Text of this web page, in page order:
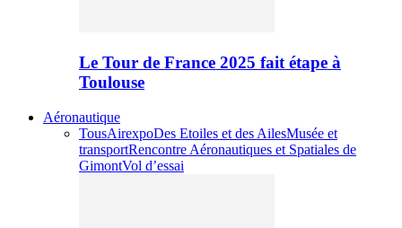
Le Tour de France 2025 fait étape à
Toulouse
Aéronautique
TousAirexpoDes Etoiles et des AilesMusée et
transportRencontre Aéronautiques et Spatiales de
GimontVol d’essai